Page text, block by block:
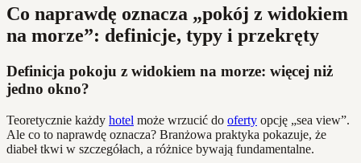
Co naprawdę oznacza „pokój z widokiem
na morze”: definicje, typy i przekręty
Definicja pokoju z widokiem na morze: więcej niż
jedno okno?
Teoretycznie każdy hotel może wrzucić do oferty opcję „sea view”.
Ale co to naprawdę oznacza? Branżowa praktyka pokazuje, że
diabeł tkwi w szczegółach, a różnice bywają fundamentalne.